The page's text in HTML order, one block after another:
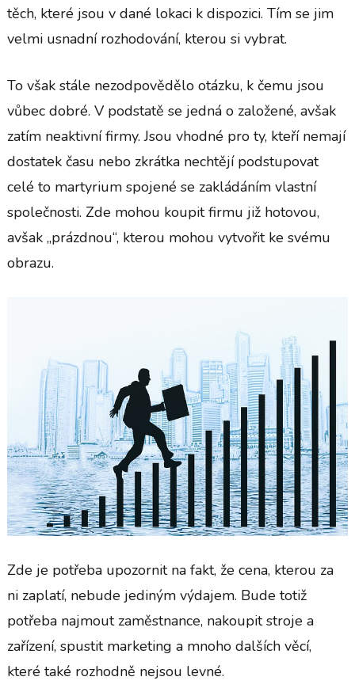
těch, které jsou v dané lokaci k dispozici. Tím se jim
velmi usnadní rozhodování, kterou si vybrat.
To však stále nezodpovědělo otázku, k čemu jsou
vůbec dobré. V podstatě se jedná o založené, avšak
zatím neaktivní firmy. Jsou vhodné pro ty, kteří nemají
dostatek času nebo zkrátka nechtějí podstupovat
celé to martyrium spojené se zakládáním vlastní
společnosti. Zde mohou koupit firmu již hotovou,
avšak „prázdnou“, kterou mohou vytvořit ke svému
obrazu.
Zde je potřeba upozornit na fakt, že cena, kterou za
ni zaplatí, nebude jediným výdajem. Bude totiž
potřeba najmout zaměstnance, nakoupit stroje a
zařízení, spustit marketing a mnoho dalších věcí,
které také rozhodně nejsou levné.